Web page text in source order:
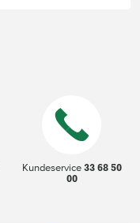
Kundeservice33 68 50
00